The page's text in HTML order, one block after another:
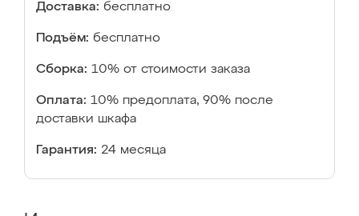
Доставка: бесплатно
Подъём: бесплатно
Сборка: 10% от стоимости заказа
Оплата: 10% предоплата, 90% после
доставки шкафа
Гарантия: 24 месяца